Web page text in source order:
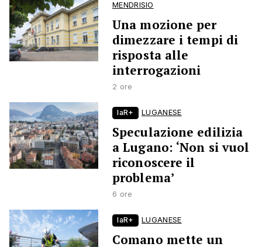
MENDRISIO
Una mozione per
dimezzare i tempi di
risposta alle
interrogazioni
2 ore
laR+ LUGANESE
Speculazione edilizia
a Lugano: ‘Non si vuol
riconoscere il
problema’
6 ore
laR+ LUGANESE
Comano mette un